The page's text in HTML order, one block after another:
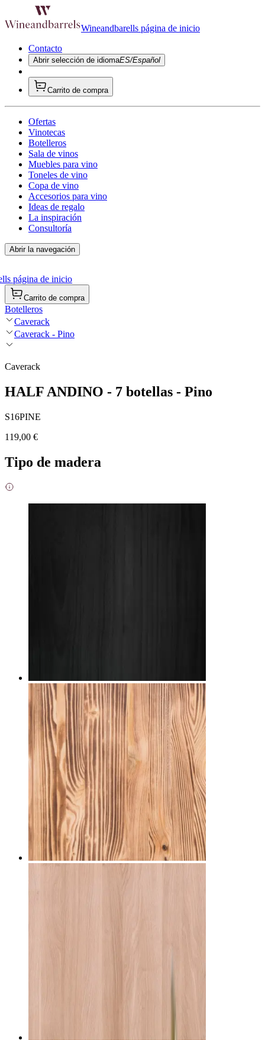
Wineandbarells página de inicio
Contacto
Abrir selección de idiomaES/Español
Carrito de compra
Ofertas
Vinotecas
Botelleros
Sala de vinos
Muebles para vino
Toneles de vino
Copa de vino
Accesorios para vino
Ideas de regalo
La inspiración
Consultoría
Abrir la navegación
página de inicio
Carrito de compra
Botelleros
Caverack
Caverack - Pino
Caverack
HALF ANDINO - 7 botellas - Pino
S16PINE
119,00 €
Tipo de madera